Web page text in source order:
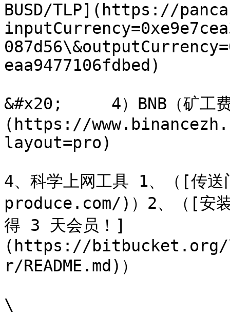
BUSD/TLP](https://
eaa9477106fdbed)
&#x20;     4）BNB（矿工费
(https://
layout=pro)
4、科学上网工具 1、（[
produce.com/)）2、（[安
得 3 天会员！]
(https://bitbucket.org/
r/README.md)）
\